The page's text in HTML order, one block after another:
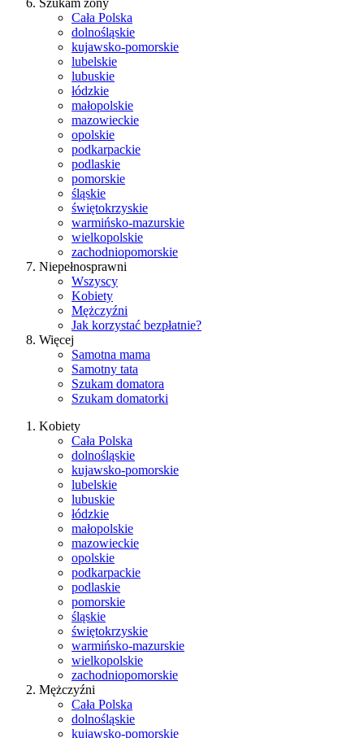
Szukam żony
Cała Polska
dolnośląskie
kujawsko-pomorskie
lubelskie
lubuskie
łódzkie
małopolskie
mazowieckie
opolskie
podkarpackie
podlaskie
pomorskie
śląskie
świętokrzyskie
warmińsko-mazurskie
wielkopolskie
zachodniopomorskie
Niepełnosprawni
Wszyscy
Kobiety
Mężczyźni
Jak korzystać bezpłatnie?
Więcej
Samotna mama
Samotny tata
Szukam domatora
Szukam domatorki
Kobiety
Cała Polska
dolnośląskie
kujawsko-pomorskie
lubelskie
lubuskie
łódzkie
małopolskie
mazowieckie
opolskie
podkarpackie
podlaskie
pomorskie
śląskie
świętokrzyskie
warmińsko-mazurskie
wielkopolskie
zachodniopomorskie
Mężczyźni
Cała Polska
dolnośląskie
kujawsko-pomorskie